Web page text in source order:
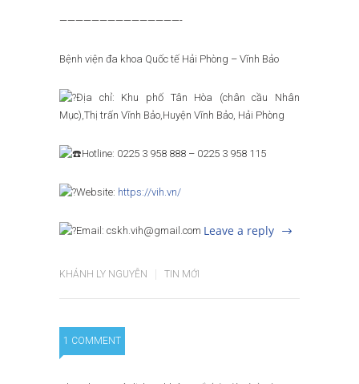
———————————————-
Bệnh viện đa khoa Quốc tế Hải Phòng – Vĩnh Bảo
Địa chỉ: Khu phố Tân Hòa (chân cầu Nhân
Mục),Thị trấn Vĩnh Bảo,Huyện Vĩnh Bảo, Hải Phòng
Hotline: 0225 3 958 888 – 0225 3 958 115
Website: https://vih.vn/
Email: cskh.vih@gmail.com Leave a reply
KHÁNH LY NGUYỄN TIN MỚI
1 COMMENT